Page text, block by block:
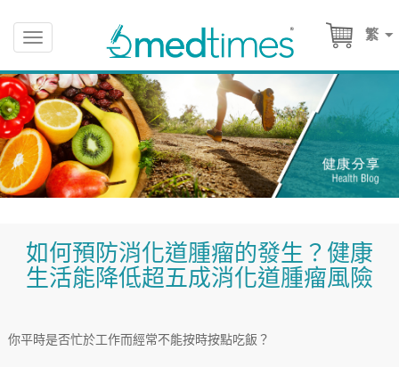
繁
Toggle
navigation
如何預防消化道腫瘤的發生？健康
生活能降低超五成消化道腫瘤風險
你平時是否忙於工作而經常不能按時按點吃飯？